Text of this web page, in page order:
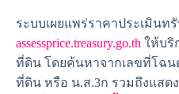
ระบบเผยแพร่ราคาประเมินท
assessprice.treasury.go.th ให้บริ
ที่ดิน โดยค้นหาจากเลขที่โฉน
ที่ดิน หรือ น.ส.3ก รวมถึงแสด